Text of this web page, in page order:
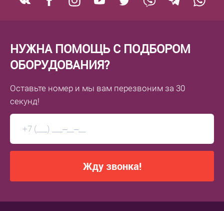
НУЖНА ПОМОЩЬ С ПОДБОРОМ
ОБОРУДОВАНИЯ?
Оставьте номер и мы вам перезвоним за 30
секунд!
Жду звонка!